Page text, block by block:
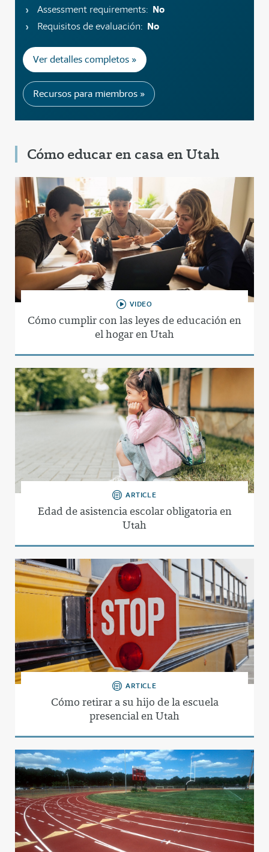
Assessment requirements: No
Requisitos de evaluación: No
Ver detalles completos »
Recursos para miembros »
Cómo educar en casa en Utah
VIDEO
Cómo cumplir con las leyes de educación en
el hogar en Utah
ARTICLE
Edad de asistencia escolar obligatoria en
Utah
ARTICLE
Cómo retirar a su hijo de la escuela
presencial en Utah